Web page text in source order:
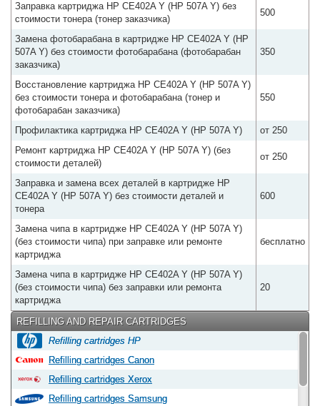
Заправка картриджа HP CE402A Y (HP 507A Y) без
стоимости тонера (тонер заказчика)
500
Замена фотобарабана в картридже HP CE402A Y (HP
507A Y) без стоимости фотобарабана (фотобарабан
заказчика)
350
Восстановление картриджа HP CE402A Y (HP 507A Y)
без стоимости тонера и фотобарабана (тонер и
фотобарабан заказчика)
550
Профилактика картриджа HP CE402A Y (HP 507A Y)
от 250
Ремонт картриджа HP CE402A Y (HP 507A Y) (без
стоимости деталей)
от 250
Заправка и замена всех деталей в картридже HP
CE402A Y (HP 507A Y) без стоимости деталей и
тонера
600
Замена чипа в картридже HP CE402A Y (HP 507A Y)
(без стоимости чипа) при заправке или ремонте
картриджа
бесплатно
Замена чипа в картридже HP CE402A Y (HP 507A Y)
(без стоимости чипа) без заправки или ремонта
картриджа
20
REFILLING AND REPAIR CARTRIDGES
Refilling cartridges HP
Refilling cartridges Canon
Refilling cartridges Xerox
Refilling cartridges Samsung